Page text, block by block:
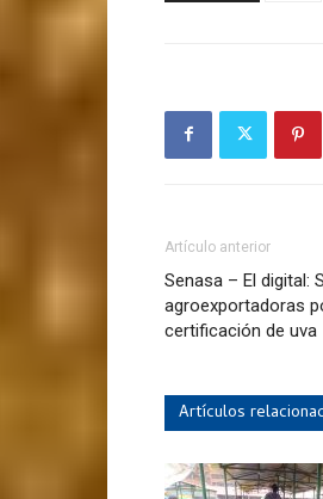
Artículo anterior
Senasa – El digital:
agroexportadoras
certificación de uva
Artículos